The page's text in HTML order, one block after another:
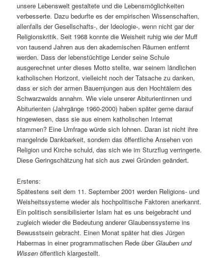
unsere Lebenswelt gestaltete und die Lebensmöglichkeiten
verbesserte. Dazu bedurfte es der empirischen Wissenschaften,
allenfalls der Gesellschafts-, der Ideologie-, wenn nicht gar der
Religionskritik. Seit 1968 konnte die Weisheit ruhig wie der Muff
von tausend Jahren aus den akademischen Räumen entfernt
werden. Dass der lebenstüchtige Lender seine Schule
ausgerechnet unter dieses Motto stellte, war seinem ländlichen
katholischen Horizont, vielleicht noch der Tatsache zu danken,
dass er sich der armen Bauernjungen aus den Hochtälern des
Schwarzwalds annahm. Wie viele unserer Abiturientinnen und
Abiturienten (Jahrgänge 1960-2000) haben später gerne darauf
hingewiesen, dass sie aus einem katholischen Internat
stammen? Eine Umfrage würde sich lohnen. Daran ist nicht ihre
mangelnde Dankbarkeit, sondern das öffentliche Ansehen von
Religion und Kirche schuld, das sich wie im Sturzflug verringerte.
Diese Geringschätzung hat sich aus zwei Gründen geändert.
Erstens:
Spätestens seit dem 11. September 2001 werden Religions- und
Weisheitssysteme wieder als hochpolitische Faktoren anerkannt.
Ein politisch sensibilisierter Islam hat es uns beigebracht und
zugleich wieder die Bedeutung anderer Glaubenssysteme ins
Bewusstsein gebracht. Einen Monat später hat dies Jürgen
Habermas in einer programmatischen Rede überGlauben und
Wissen öffentlich klargestellt.